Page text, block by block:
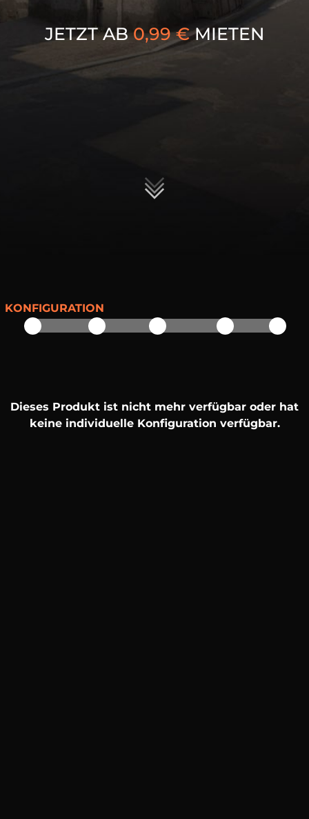
JETZT AB0,99€MIETEN
KONFIGURATION
Dieses Produkt ist nicht mehr verfügbar oder hat
keine individuelle Konfiguration verfügbar.